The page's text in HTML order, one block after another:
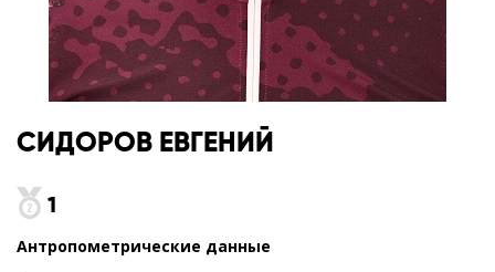
СИДОРОВ ЕВГЕНИЙ
1
Антропометрические данные